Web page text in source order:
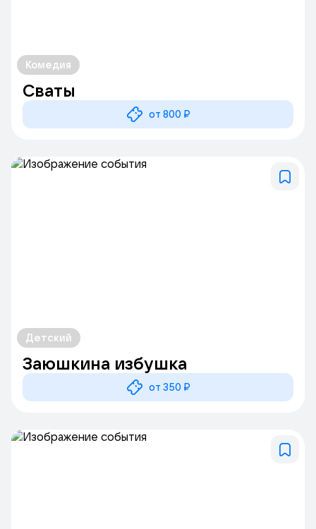
Комедия
Сваты
от 800 ₽
Детский
Заюшкина избушка
от 350 ₽